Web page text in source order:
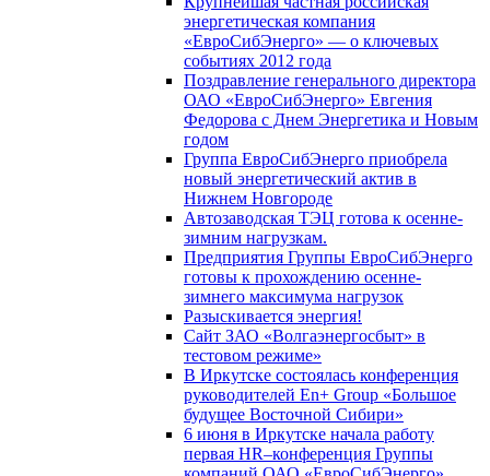
энергетическая компания
«ЕвроСибЭнерго» — о ключевых
событиях 2012 года
Поздравление генерального директора
ОАО «ЕвроСибЭнерго» Евгения
Федорова с Днем Энергетика и Новым
годом
Группа ЕвроСибЭнерго приобрела
новый энергетический актив в
Нижнем Новгороде
Автозаводская ТЭЦ готова к осенне-
зимним нагрузкам.
Предприятия Группы ЕвроСибЭнерго
готовы к прохождению осенне-
зимнего максимума нагрузок
Разыскивается энергия!
Сайт ЗАО «Волгаэнергосбыт» в
тестовом режиме»
В Иркутске состоялась конференция
руководителей En+ Group «Большое
будущее Восточной Сибири»
6 июня в Иркутске начала работу
первая HR–конференция Группы